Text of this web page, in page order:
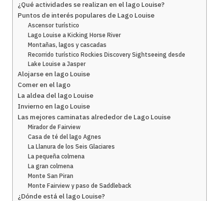
¿Qué actividades se realizan en el lago Louise?
Puntos de interés populares de Lago Louise
Ascensor turístico
Lago Louise a Kicking Horse River
Montañas, lagos y cascadas
Recorrido turístico Rockies Discovery Sightseeing desde
Lake Louise a Jasper
Alojarse en lago Louise
Comer en el lago
La aldea del lago Louise
Invierno en lago Louise
Las mejores caminatas alrededor de Lago Louise
Mirador de Fairview
Casa de té del lago Agnes
La Llanura de los Seis Glaciares
La pequeña colmena
La gran colmena
Monte San Piran
Monte Fairview y paso de Saddleback
¿Dónde está el lago Louise?